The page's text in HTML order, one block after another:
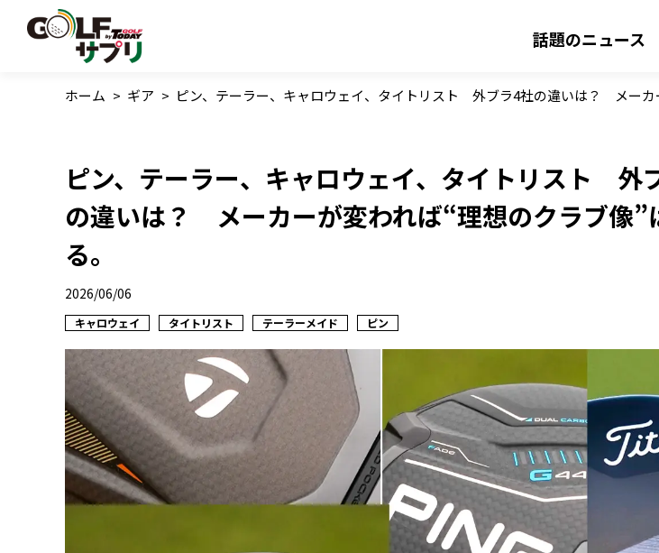
話題のニュース
ホーム > ギア > ピン、テーラー、キャロウェイ、タイトリスト 外ブラ4社の違いは？ メーカ
ピン、テーラー、キャロウェイ、タイトリスト 外
の違いは？ メーカーが変われば“理想のクラブ像”
る。
2026/06/06
キャロウェイ タイトリスト テーラーメイド ピン